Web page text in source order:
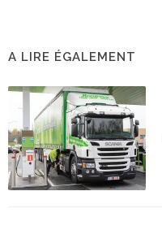
A LIRE ÉGALEMENT